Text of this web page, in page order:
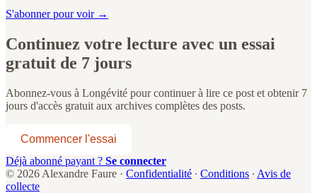
S'abonner pour voir →
Continuez votre lecture avec un essai
gratuit de 7 jours
Abonnez-vous à Longévité pour continuer à lire ce post et obtenir 7
jours d'accès gratuit aux archives complètes des posts.
Commencer l'essai
Déjà abonné payant ? Se connecter
© 2026 Alexandre Faure · Confidentialité ∙ Conditions ∙ Avis de
collecte